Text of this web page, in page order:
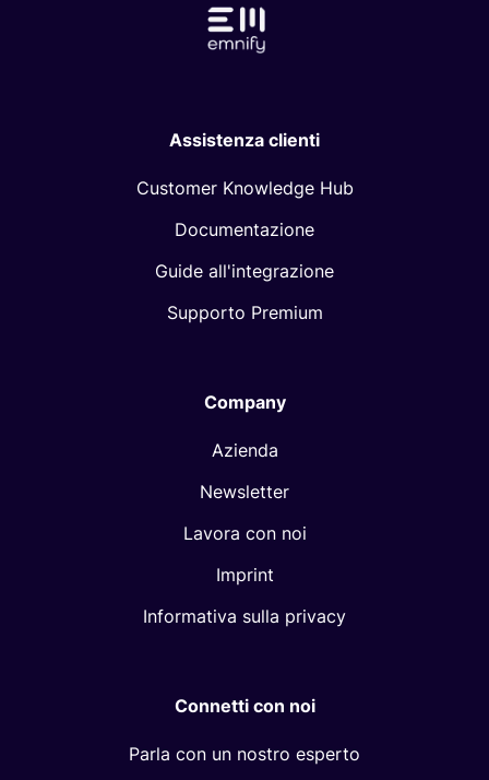
Assistenza clienti
Customer Knowledge Hub
Documentazione
Guide all'integrazione
Supporto Premium
Company
Azienda
Newsletter
Lavora con noi
Imprint
Informativa sulla privacy
Connetti con noi
Parla con un nostro esperto